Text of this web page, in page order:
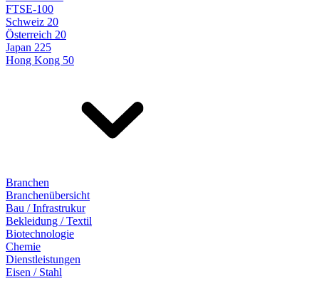
FTSE-100
Schweiz 20
Österreich 20
Japan 225
Hong Kong 50
Branchen
Branchenübersicht
Bau / Infrastrukur
Bekleidung / Textil
Biotechnologie
Chemie
Dienstleistungen
Eisen / Stahl